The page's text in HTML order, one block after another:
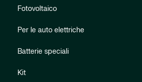
Fotovoltaico
Per le auto elettriche
Batterie speciali
Kit